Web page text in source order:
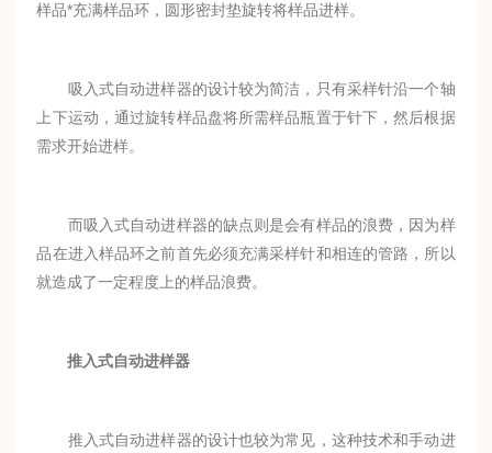
样品*充满样品环，圆形密封垫旋转将样品进样。
吸入式自动进样器的设计较为简洁，只有采样针沿一个轴
上下运动，通过旋转样品盘将所需样品瓶置于针下，然后根据
需求开始进样。
而吸入式自动进样器的缺点则是会有样品的浪费，因为样
品在进入样品环之前首先必须充满采样针和相连的管路，所以
就造成了一定程度上的样品浪费。
推入式自动进样器
推入式自动进样器的设计也较为常见，这种技术和手动进